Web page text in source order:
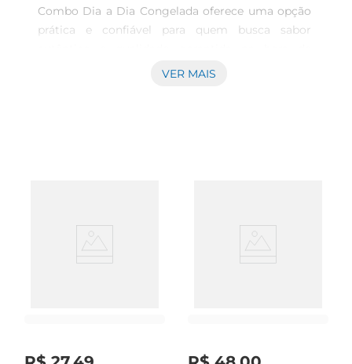
Combo Dia a Dia Congelada oferece uma opção
prática e confiável para quem busca sabor
preparar carnes. Ideal para diversas preparações,
conservação é adequada para quem busca
VER MAIS